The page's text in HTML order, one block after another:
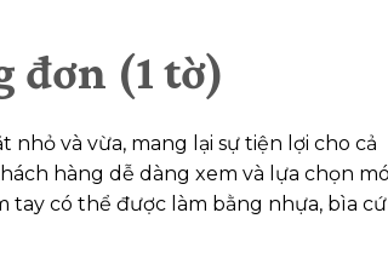
đơn (1 tờ)
và vừa, mang lại sự tiện lợi cho cả
hàng dễ dàng xem và lựa chọn
có thể được làm bằng nhựa, bìa